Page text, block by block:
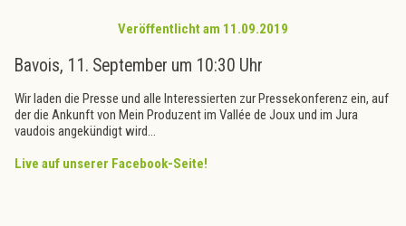
Veröffentlicht am 11.09.2019
Bavois, 11. September um 10:30 Uhr
Wir laden die Presse und alle Interessierten zur Pressekonferenz ein, auf
der die Ankunft von Mein Produzent im Vallée de Joux und im Jura
vaudois angekündigt wird...
Live auf unserer Facebook-Seite!